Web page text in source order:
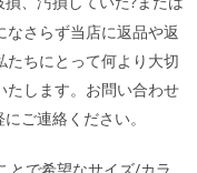
さらず当店に返品や返
ちにとって何より大切
たします。お問い合わせ
ご連絡ください。